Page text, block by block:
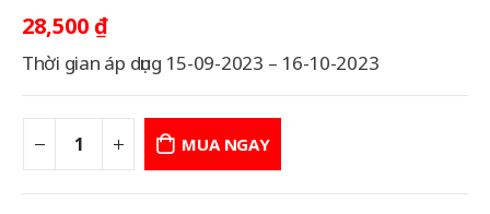
28,500 ₫
Thời gian áp dụng 15-09-2023 – 16-10-2023
MUA NGAY